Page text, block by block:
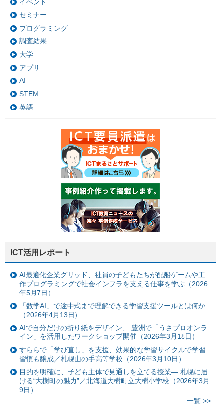
イベント
セミナー
プログラミング
調査結果
大学
アプリ
AI
STEM
英語
ICT活用レポート
AI最適化企業グリッド、社員の子どもたちが配船ゲームや工
作プログラミングで社会インフラを支える仕事を学ぶ（2026
年5月7日）
「数学AI」で途中式まで理解できる学習支援ツールとは何か
（2026年4月13日）
AIで自分だけの折り紙をデザイン、 豊洲で「うさプロオンラ
イン」を活用したワークショップ開催（2026年3月18日）
すららで「学び直し」を支援、効果的な学習サイクルで学習
習慣も醸成／札幌山の手高等学校（2026年3月10日）
目的を明確に、子ども主体で見通しを立てる授業— 札幌に届
ける“大樹町の魅力”／北海道大樹町立大樹小学校（2026年3月
9日）
一覧 >>